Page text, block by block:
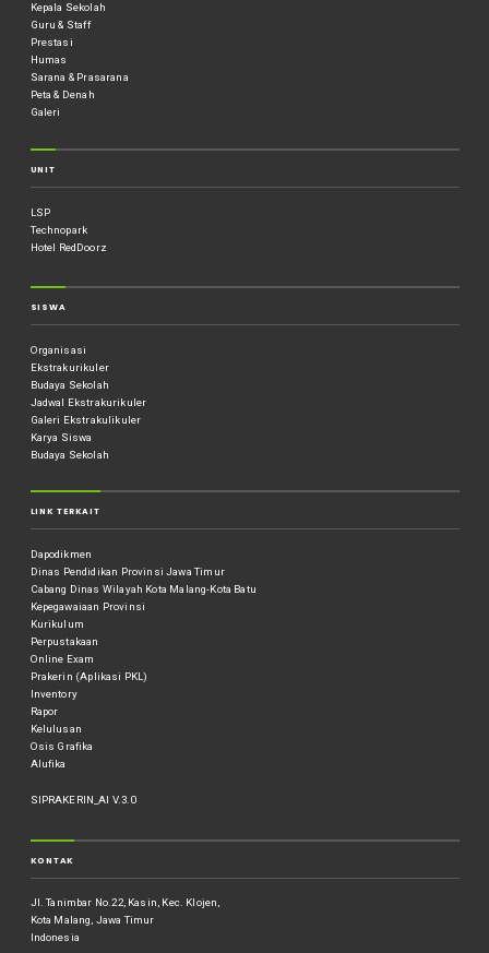
Kepala Sekolah
Guru & Staff
Prestasi
Humas
Sarana & Prasarana
Peta & Denah
Galeri
UNIT
LSP
Technopark
Hotel RedDoorz
SISWA
Organisasi
Ekstrakurikuler
Budaya Sekolah
Jadwal Ekstrakurikuler
Galeri Ekstrakulikuler
Karya Siswa
Budaya Sekolah
LINK TERKAIT
Dapodikmen
Dinas Pendidikan Provinsi Jawa Timur
Cabang Dinas Wilayah Kota Malang-Kota Batu
Kepegawaiaan Provinsi
Kurikulum
Perpustakaan
Online Exam
Prakerin (Aplikasi PKL)
Inventory
Rapor
Kelulusan
Osis Grafika
Alufika
SIPRAKERIN_AI V.3.0
KONTAK
Jl. Tanimbar No.22, Kasin, Kec. Klojen,
Kota Malang, Jawa Timur
Indonesia